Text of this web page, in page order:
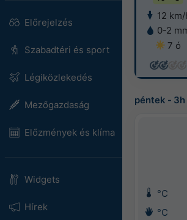
Előrejelzés
Szabadtéri és sport
Légiközlekedés
Mezőgazdaság
Előzmények és klíma
Widgets
Hírek
12 km/
0-2
7 ó
péntek - 3h
°C
°C